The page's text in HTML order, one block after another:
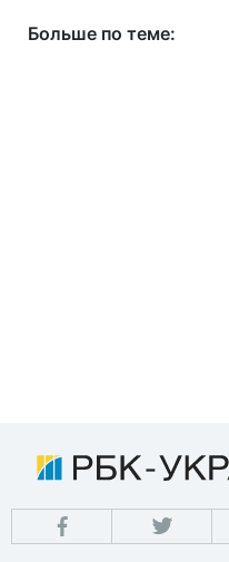
Больше по теме: